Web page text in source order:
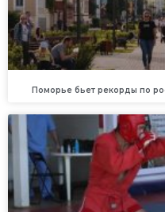
Поморье бьет рекорды по